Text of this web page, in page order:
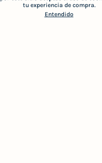
tu experiencia de compra.
Entendido